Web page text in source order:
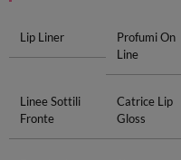
Lip Liner
Profumi On
Line
Linee Sottili
Fronte
Catrice Lip
Gloss